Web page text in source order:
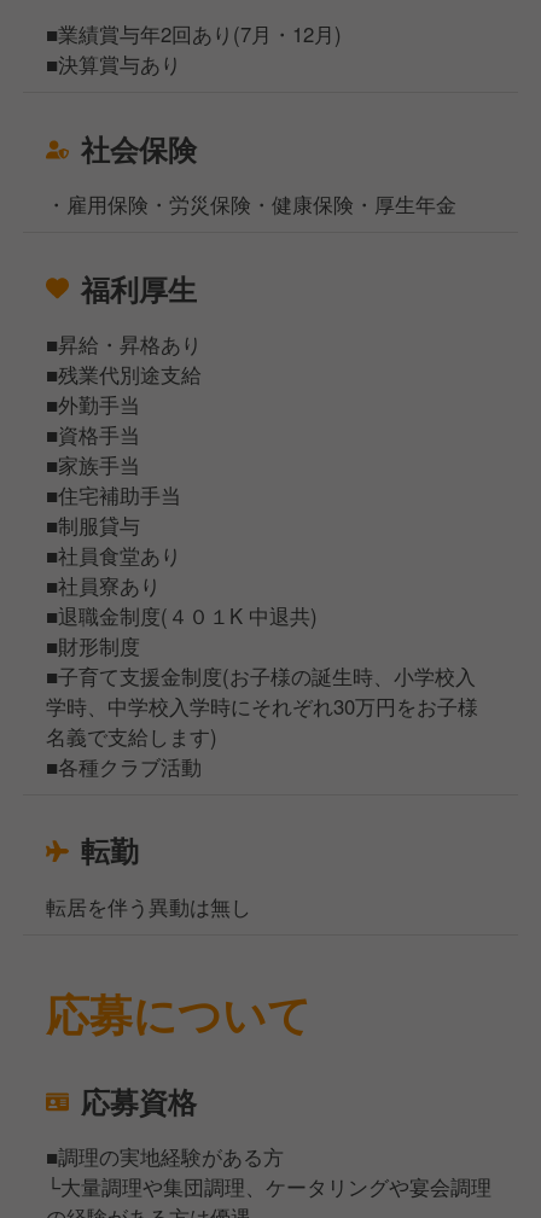
■業績賞与年2回あり(7月・12月)
■決算賞与あり
社会保険
・雇用保険・労災保険・健康保険・厚生年金
福利厚生
■昇給・昇格あり
■残業代別途支給
■外勤手当
■資格手当
■家族手当
■住宅補助手当
■制服貸与
■社員食堂あり
■社員寮あり
■退職金制度(４０１K 中退共)
■財形制度
■子育て支援金制度(お子様の誕生時、小学校入
学時、中学校入学時にそれぞれ30万円をお子様
名義で支給します)
■各種クラブ活動
転勤
転居を伴う異動は無し
応募について
応募資格
■調理の実地経験がある方
└大量調理や集団調理、ケータリングや宴会調理